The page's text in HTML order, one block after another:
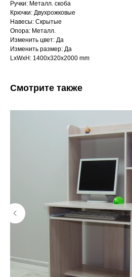
Ручки: Металл. скоба
Крючки: Двухрожковые
Навесы: Скрытые
Опора: Металл.
Изменить цвет: Да
Изменить размер: Да
LxWxH: 1400x320x2000 mm
Смотрите также